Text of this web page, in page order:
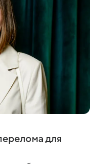
для